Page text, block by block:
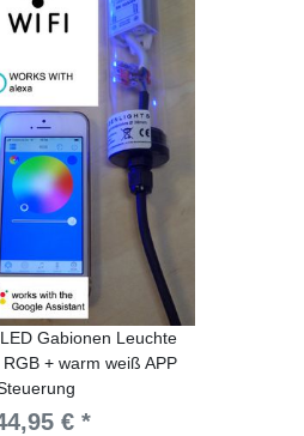
Gabionen Leuchte
+ warm weiß APP
€ *